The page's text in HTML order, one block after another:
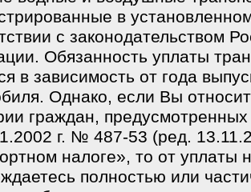
в
с законодательством
Обязанность уплаты
в зависимость от года
Однако, если Вы
граждан,
г. № 487-53 (ред.
налоге», то от уплаты
полностью или